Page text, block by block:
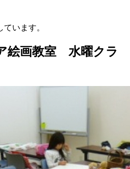
います。
絵画教室 水曜クラ